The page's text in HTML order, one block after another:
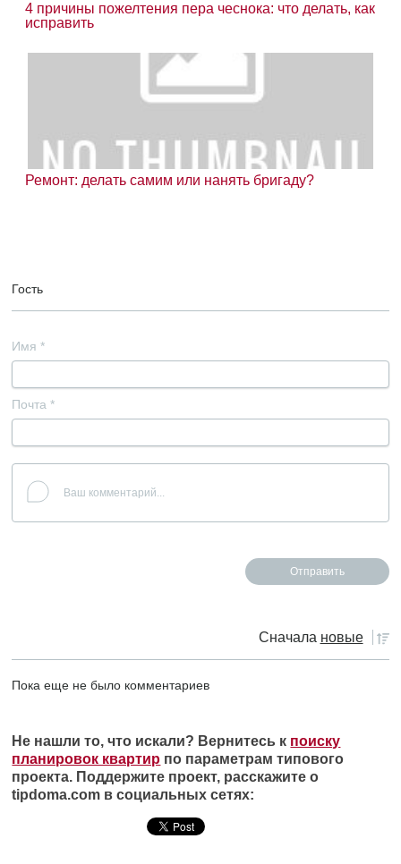
4 причины пожелтения пера чеснока: что делать, как
исправить
Ремонт: делать самим или нанять бригаду?
Гость
Имя *
Почта *
Сначала новые
Пока еще не было комментариев
Не нашли то, что искали? Вернитесь к поиску
планировок квартир по параметрам типового
проекта. Поддержите проект, расскажите о
tipdoma.com в социальных сетях: